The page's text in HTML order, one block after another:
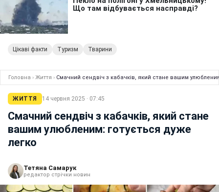
Цікаві факти Туризм Тварини
Головна › Життя › Смачний сендвіч з кабачків, який стане вашим
ЖИТТЯ 14 червня 2025 · 07:45
Смачний сендвіч з кабачків, який стане
вашим улюбленим: готується дуже
легко
Тетяна Самарук
редактор стрічки новин